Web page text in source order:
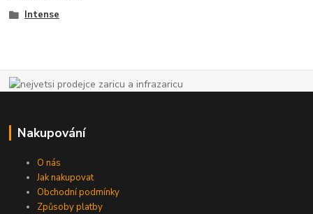
Intense
Nakupování
O nás
Jak nakupovat
Obchodní podmínky
Způsoby platby